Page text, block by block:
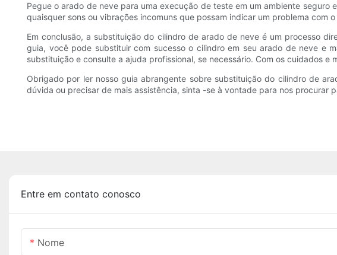
Pegue o arado de neve para uma execução de teste em um ambiente
quaisquer sons ou vibrações incomuns que possam indicar um problema
Em conclusão, a substituição do cilindro de arado de neve é ​​um processo
guia, você pode substituir com sucesso o cilindro em seu arado de neve e
substituição e consulte a ajuda profissional, se necessário. Com os cuidados
Obrigado por ler nosso guia abrangente sobre substituição do cilindro de
dúvida ou precisar de mais assistência, sinta -se à vontade para nos procurar
Entre em contato conosco
Nome